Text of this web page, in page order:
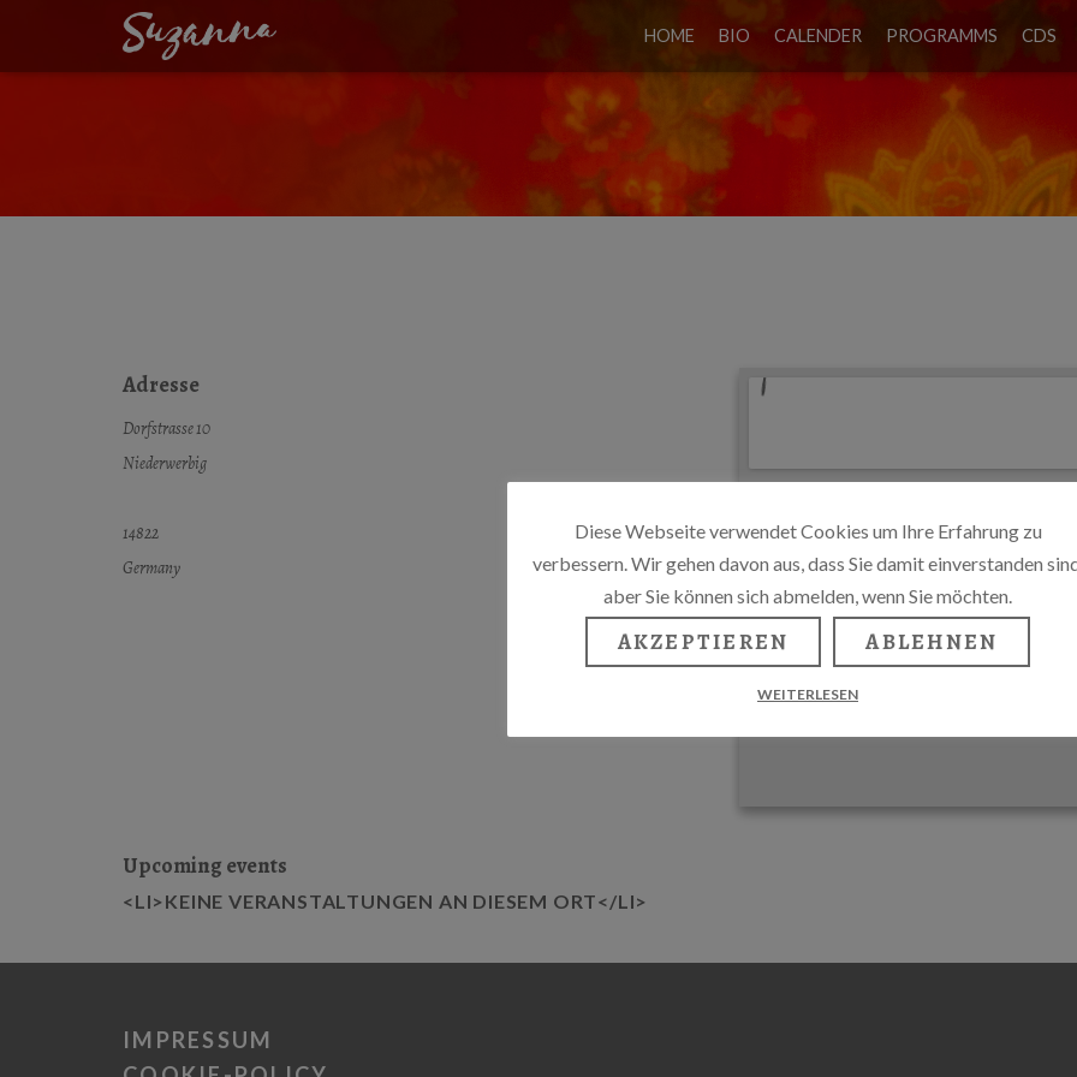
HOME BIO CALENDER PROGRAMMS CDS
Adresse
Dorfstrasse 10
Niederwerbig
14822
Germany
Upcoming events
<LI>KEINE VERANSTALTUNGEN AN DIESEM ORT</LI>
IMPRESSUM
Diese Webseite verwendet Cookies um Ihre Erfahrung zu
verbessern. Wir gehen davon aus, dass Sie damit einverstanden
aber Sie können sich abmelden, wenn Sie möchten.
AKZEPTIEREN ABLEHNEN
WEITERLESEN